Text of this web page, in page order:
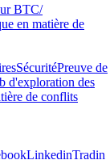
BTC/
en matière de
SécuritéPreuve de
d'exploration des
de conflits
LinkedinTradin